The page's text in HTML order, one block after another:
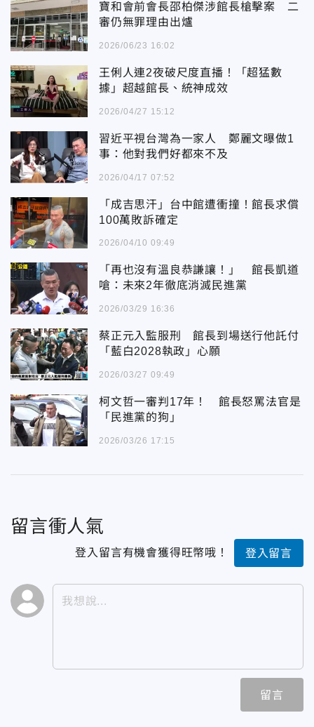
寶和會前會長邵柏傑涉館長槍擊案 二
審仍無罪理由出爐
2026/06/23 16:02
王俐人連2夜破尺度直播！「超猛數
據」超越館長、統神成效
2026/04/27 15:12
習近平視台灣為一家人 鄭麗文曝做1
事：他對我們好都來不及
2026/04/17 07:52
「成吉思汗」台中館遭衝撞！館長求償
100萬敗訴確定
2026/04/10 09:49
「再也沒有溫良恭謙讓！」 館長凱道
嗆：未來2年徹底消滅民進黨
2026/03/29 16:36
蔡正元入監服刑 館長到場送行他託付
「藍白2028執政」心願
2026/03/27 09:49
柯文哲一審判17年！ 館長怒罵法官是
「民進黨的狗」
2026/03/26 17:15
留言衝人氣
登入留言有機會獲得旺幣哦！ 登入留言
留言